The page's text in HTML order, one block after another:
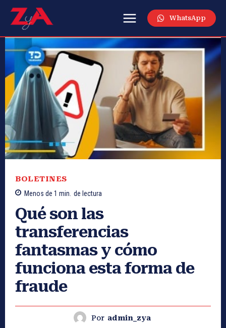
WhatsApp
BOLETINES
Menos de 1 min. de lectura
Qué son las
transferencias
fantasmas y cómo
funciona esta forma de
fraude
Por admin_zya